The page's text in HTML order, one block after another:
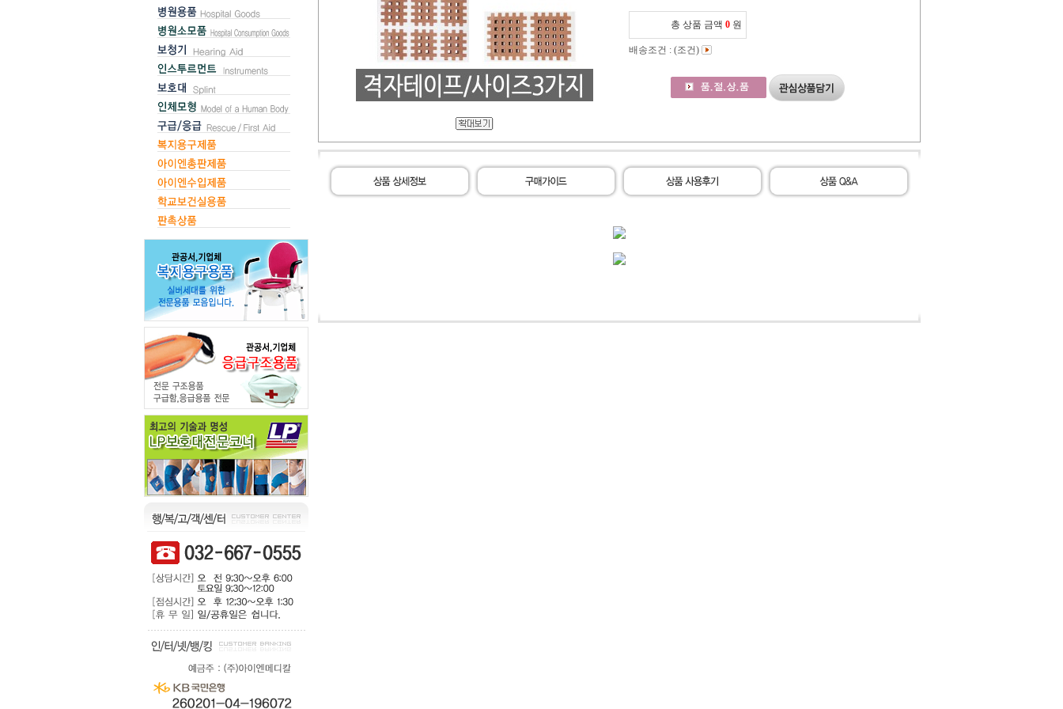
총 상품 금액 0 원
배송조건 : (조건)